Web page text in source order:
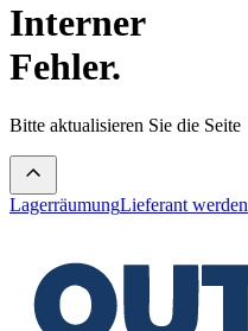
Interner
Fehler.
Bitte aktualisieren Sie die Seite
LagerräumungLieferant werden